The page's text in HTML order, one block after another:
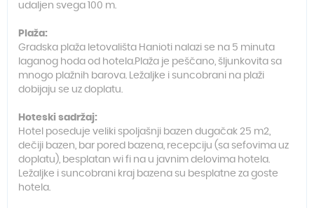
udaljen svega 100 m.
Plaža:
Gradska plaža letovališta Hanioti nalazi se na 5 minuta
laganog hoda od hotela.Plaža je peščano, šljunkovita sa
mnogo plažnih barova. Ležaljke i suncobrani na plaži
dobijaju se uz doplatu.
Hoteski sadržaj:
Hotel poseduje veliki spoljašnji bazen dugačak 25 m2,
dečiji bazen, bar pored bazena, recepciju (sa sefovima uz
doplatu), besplatan wi fi na u javnim delovima hotela.
Ležaljke i suncobrani kraj bazena su besplatne za goste
hotela.